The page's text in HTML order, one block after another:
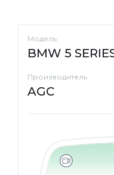
Модель
BMW 5
Производитель
AGC